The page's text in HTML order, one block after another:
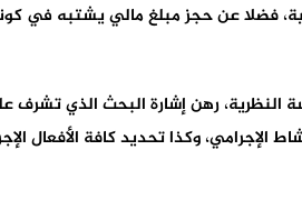
فضلا عن حجز مبلغ مالي يشتبه في
النظرية، رهن إشارة البحث الذي تشرف
الإجرامي، وكذا تحديد كافة الأفعال